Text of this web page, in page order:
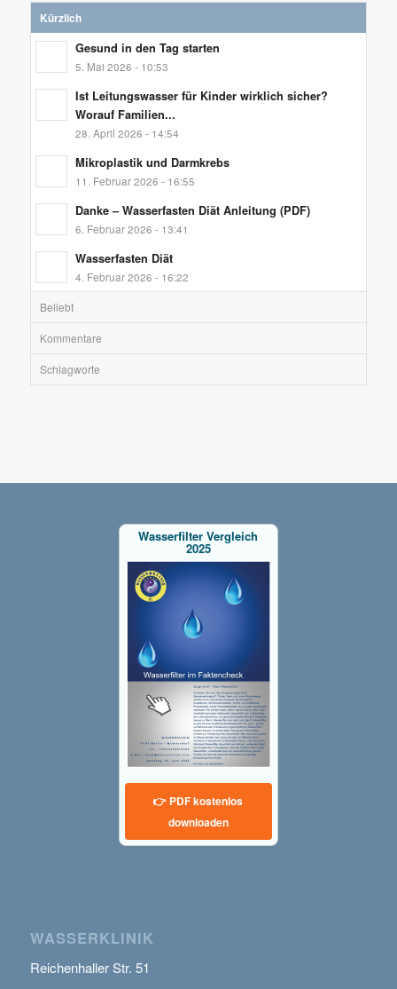
Kürzlich
Gesund in den Tag starten
5. Mai 2026 - 10:53
Ist Leitungswasser für Kinder wirklich sicher?
Worauf Familien...
28. April 2026 - 14:54
Mikroplastik und Darmkrebs
11. Februar 2026 - 16:55
Danke – Wasserfasten Diät Anleitung (PDF)
6. Februar 2026 - 13:41
Wasserfasten Diät
4. Februar 2026 - 16:22
Beliebt
Kommentare
Schlagworte
Wasserfilter Vergleich
2025
👉 PDF kostenlos
downloaden
WASSERKLINIK
Reichenhaller Str. 51